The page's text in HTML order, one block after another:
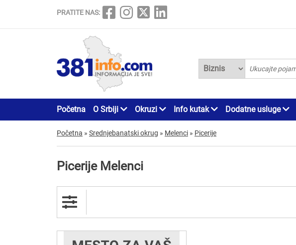
PRATITE NAS:
Početna O Srbiji Okruzi Info kutak Dodatne usluge
Početna » Srednjebanatski okrug » Melenci » Picerije
Picerije Melenci